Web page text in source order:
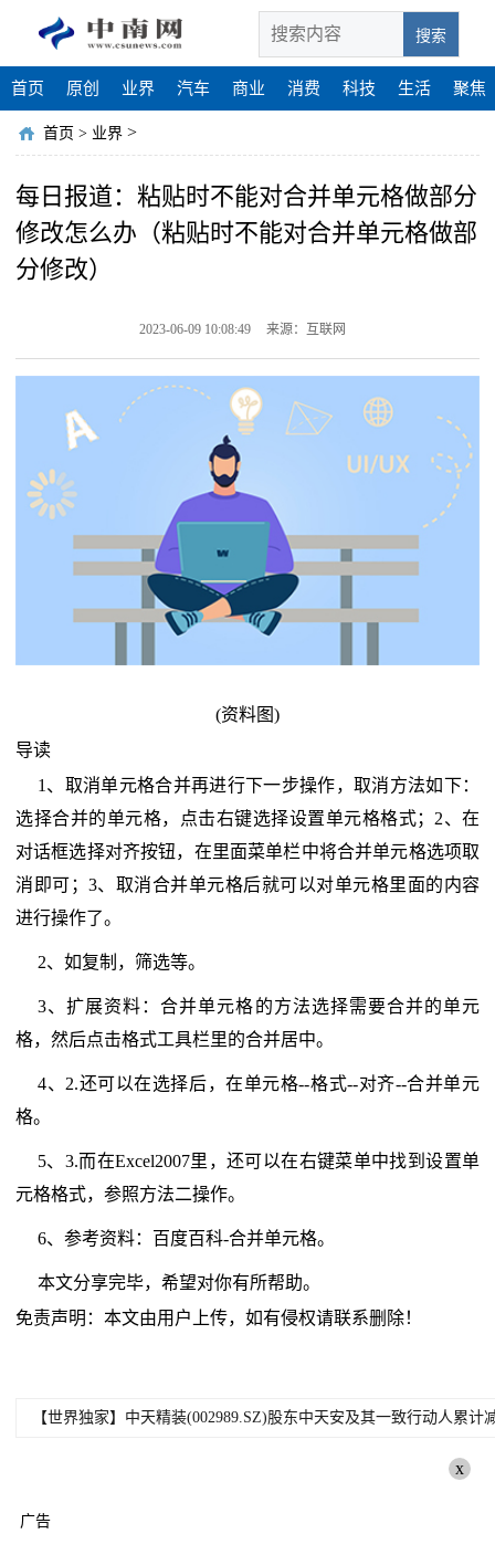
搜索
首页 原创 业界 汽车 商业 消费 科技 生活 聚焦
首页 > 业界 >
每日报道：粘贴时不能对合并单元格做部分
修改怎么办（粘贴时不能对合并单元格做部
分修改）
2023-06-09 10:08:49 来源：互联网
(资料图)
导读
1、取消单元格合并再进行下一步操作，取消方法如下：
选择合并的单元格，点击右键选择设置单元格格式；2、在
对话框选择对齐按钮，在里面菜单栏中将合并单元格选项取
消即可；3、取消合并单元格后就可以对单元格里面的内容
进行操作了。
2、如复制，筛选等。
3、扩展资料：合并单元格的方法选择需要合并的单元
格，然后点击格式工具栏里的合并居中。
4、2.还可以在选择后，在单元格--格式--对齐--合并单元
格。
5、3.而在Excel2007里，还可以在右键菜单中找到设置单
元格格式，参照方法二操作。
6、参考资料：百度百科-合并单元格。
本文分享完毕，希望对你有所帮助。
免责声明：本文由用户上传，如有侵权请联系删除！
【世界独家】中天精装(002989.SZ)股东中天安及其一致行动人累计
x
广告